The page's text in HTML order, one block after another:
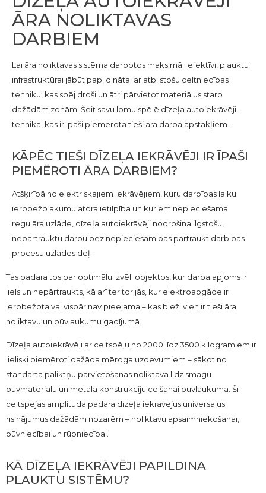
ĀRA NOLIKTAVAS
DARBIEM
Lai āra noliktavas sistēma darbotos maksimāli efektīvi, plauktu
infrastruktūrai jābūt papildinātai ar atbilstošu celtniecības
tehniku, kas spēj droši un ātri pārvietot materiālus starp
dažādām zonām. Šeit savu lomu spēlē dīzeļa autoiekrāvēji –
tehnika, kas ir īpaši piemērota tieši āra darba apstākļiem.
KĀPĒC TIEŠI DĪZEĻA IEKRĀVĒJI IR ĪPAŠI
PIEMĒROTI ĀRA DARBIEM?
Atšķirībā no elektriskajiem iekrāvējiem, kuru darbības laiku
ierobežo akumulatora ietilpība un kuriem nepieciešama
regulāra uzlāde, dīzeļa autoiekrāvēji nodrošina ilgstošu,
nepārtrauktu darbu bez nepieciešamības pārtraukt darbības
procesu uzlādes dēļ.
Tas padara tos par optimālu izvēli objektos, kur darba apjoms ir
liels un nepārtraukts, kā arī teritorijās, kur elektroapgāde ir
ierobežota vai vispār nav pieejama – kas bieži vien ir tieši āra
noliktavu un būvlaukumu gadījumā.
Dīzeļa autoiekrāvēji ar celtspēju no 2000 līdz 3500 kilogramiem ir
lieliski piemēroti dažāda mēroga uzdevumiem – sākot no
standarta paliktņu pārvietošanas noliktavā līdz smagu
būvmateriālu un metāla konstrukciju celšanai būvlaukumā. Šī
celtspējas amplitūda padara dīzeļa iekrāvējus universālus
risinājumus dažādām nozarēm – noliktavu apsaimniekošanai,
būvniecībai un rūpniecībai.
KĀ DĪZEĻA IEKRĀVĒJI PAPILDINA
PLAUKTU SISTĒMU?